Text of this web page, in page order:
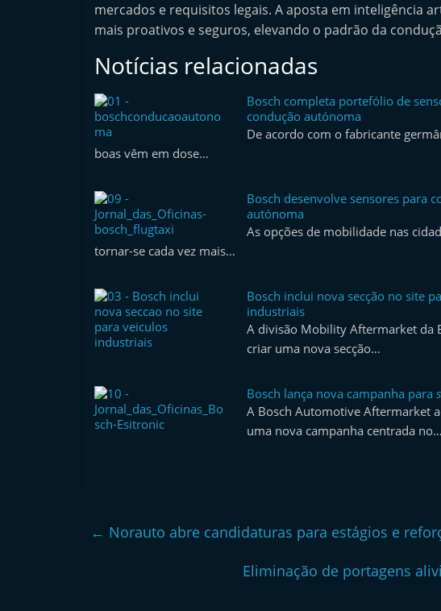
mercados e requisitos legais. A aposta em inteligência
mais proativos e seguros, elevando o padrão da
Notícias relacionadas
Bosch completa portefólio de
condução autónoma
De acordo com o fabricante
boas vêm em dose…
Bosch desenvolve sensores para
autónoma
As opções de mobilidade nas
tornar-se cada vez mais…
Bosch inclui nova secção no site
industriais
A divisão Mobility Aftermarket da
criar uma nova secção…
Bosch lança nova campanha para
A Bosch Automotive Aftermarket
uma nova campanha centrada no…
← Norauto abre candidaturas para estágios e
Eliminação de portagens